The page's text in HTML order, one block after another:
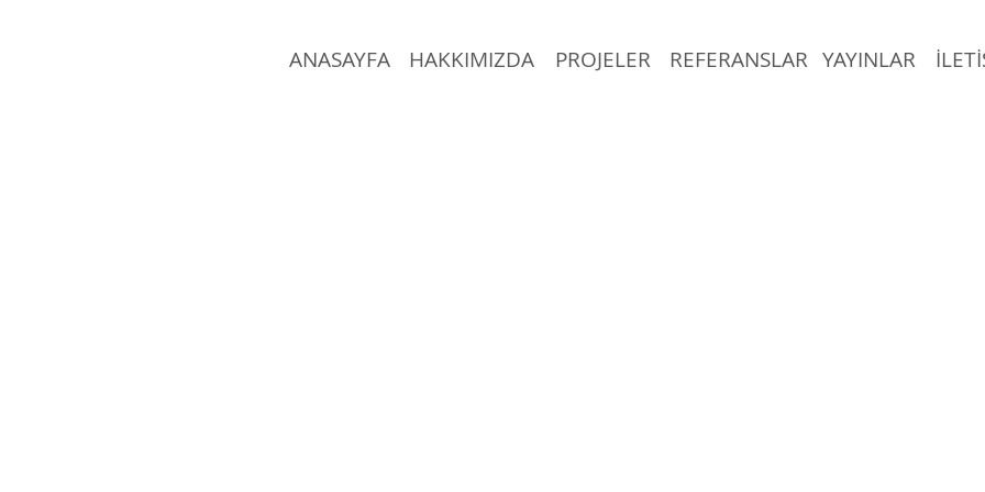
ANASAYFA HAKKIMIZDA PROJELER REFERANSLAR YAYINLAR